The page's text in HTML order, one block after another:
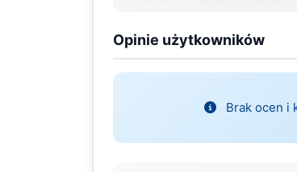
Opinie użytkowników
Brak ocen i